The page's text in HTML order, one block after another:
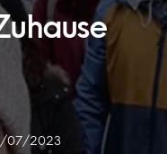
07/2023